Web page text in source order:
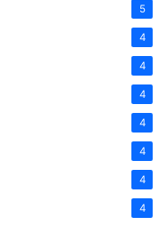
5
4
4
4
4
4
4
4